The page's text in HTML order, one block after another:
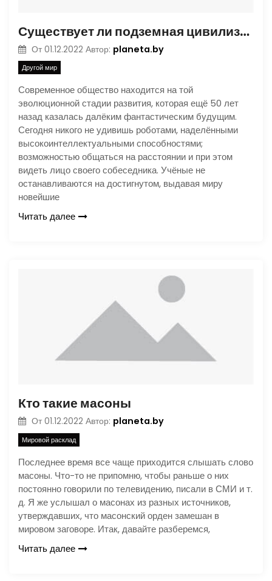
Существует ли подземная цивилизация?
От 01.12.2022 Автор: planeta.by
Другой мир
Современное общество находится на той
эволюционной стадии развития, которая ещё 50 лет
назад казалась далёким фантастическим будущим.
Сегодня никого не удивишь роботами, наделёнными
высокоинтеллектуальными способностями;
возможностью общаться на расстоянии и при этом
видеть лицо своего собеседника. Учёные не
останавливаются на достигнутом, выдавая миру
новейшие
Читать далее
Кто такие масоны
От 01.12.2022 Автор: planeta.by
Мировой расклад
Последнее время все чаще приходится слышать слово
масоны. Что-то не припомню, чтобы раньше о них
постоянно говорили по телевидению, писали в СМИ и т.
д. Я же услышал о масонах из разных источников,
утверждавших, что масонский орден замешан в
мировом заговоре. Итак, давайте разберемся,
Читать далее